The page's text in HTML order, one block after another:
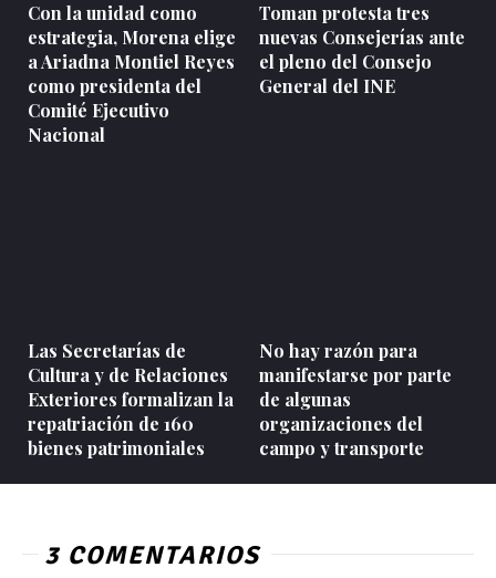
Con la unidad como
estrategia, Morena elige
a Ariadna Montiel Reyes
como presidenta del
Comité Ejecutivo
Nacional
Toman protesta tres
nuevas Consejerías ante
el pleno del Consejo
General del INE
Las Secretarías de
Cultura y de Relaciones
Exteriores formalizan la
repatriación de 160
bienes patrimoniales
No hay razón para
manifestarse por parte
de algunas
organizaciones del
campo y transporte
3 COMENTARIOS